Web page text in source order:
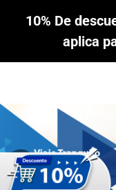
10% De
aplica